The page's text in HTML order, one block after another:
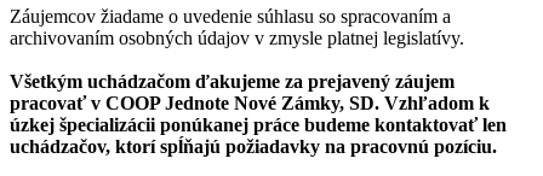
Záujemcov žiadame o uvedenie súhlasu so spracovaním a
archivovaním osobných údajov v zmysle platnej legislatívy.
Všetkým uchádzačom ďakujeme za prejavený záujem
pracovať v COOP Jednote Nové Zámky, SD. Vzhľadom k
úzkej špecializácii ponúkanej práce budeme kontaktovať len
uchádzačov, ktorí spĺňajú požiadavky na pracovnú pozíciu.